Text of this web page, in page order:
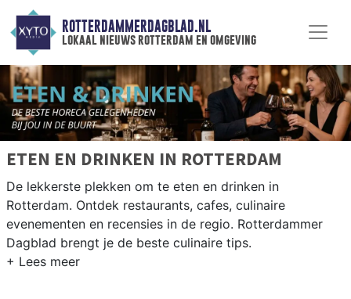
ROTTERDAMMERDAGBLAD.NL
lokaal nieuws rotterdam en omgeving
ETEN EN DRINKEN IN ROTTERDAM
De lekkerste plekken om te eten en drinken in
Rotterdam. Ontdek restaurants, cafes, culinaire
evenementen en recensies in de regio. Rotterdammer
Dagblad brengt je de beste culinaire tips.